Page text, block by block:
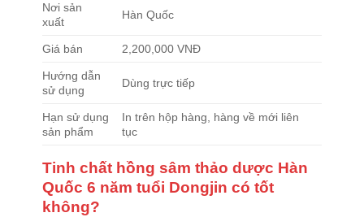
Nơi sản
xuất
Hàn Quốc
Giá bán 2,200,000 VNĐ
Hướng dẫn
sử dụng
Dùng trực tiếp
Hạn sử dụng
sản phẩm
In trên hộp hàng, hàng về mới liên
tục
Tinh chất hồng sâm thảo dược Hàn
Quốc 6 năm tuổi Dongjin có tốt
không?